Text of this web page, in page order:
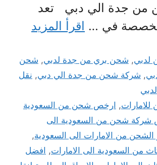
من جدة الي دبي تعد
في … اقرأ المزيد
لدبي, شحن بري من جدة لدبي, شحن
, شركة شحن من جدة الي دبي, نقل
, ارخص شحن من السعودية
شركة شحن من السعودية الى
الشحن من الامارات الى السعودية,
من السعودية الى الامارات, افضل